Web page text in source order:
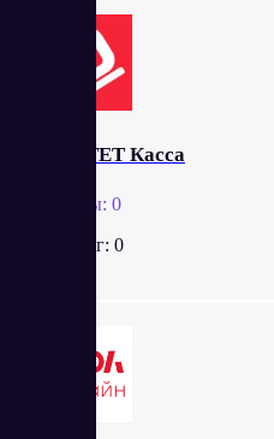
КОМТЕТ Касса
Отзывы: 0
Рейтинг: 0